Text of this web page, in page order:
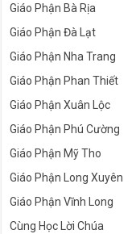
Giáo Phận Bà Rịa
Giáo Phận Đà Lạt
Giáo Phận Nha Trang
Giáo Phận Phan Thiết
Giáo Phận Xuân Lộc
Giáo Phận Phú Cường
Giáo Phận Mỹ Tho
Giáo Phận Long Xuyên
Giáo Phận Vĩnh Long
Cùng Học Lời Chúa